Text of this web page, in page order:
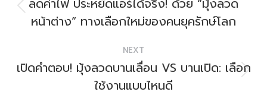
หน้าต่าง” ทางเลือกใหม่ของคนยุครักษ์โลก
NEXT
เปิดคำตอบ! มุ้งลวดบานเลื่อน VS บานเปิด: เลือก
ใช้งานแบบไหนดี